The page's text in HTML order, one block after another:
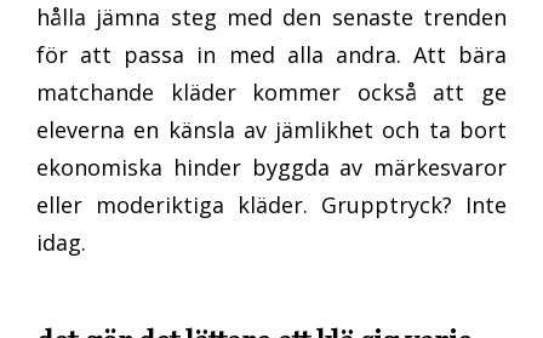
hålla jämna steg med den senaste trenden
för att passa in med alla andra. Att bära
matchande kläder kommer också att ge
eleverna en känsla av jämlikhet och ta bort
ekonomiska hinder byggda av märkesvaror
eller moderiktiga kläder. Grupptryck? Inte
idag.